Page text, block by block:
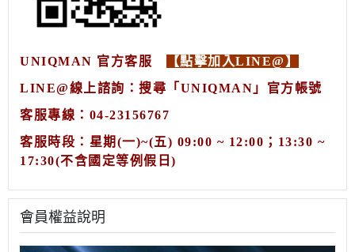
UNIQMAN 官方客服
【點擊加入LINE@】
LINE@線上諮詢：搜尋「UNIQMAN 」官方帳號
客服專線：04-23156767
客服時段：星期(一)~(五) 09:00 ~ 12:00；13:30 ~
17:30(不含國定等例假日)
會員權益說明